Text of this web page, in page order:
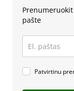
pašte
Patvirtinu